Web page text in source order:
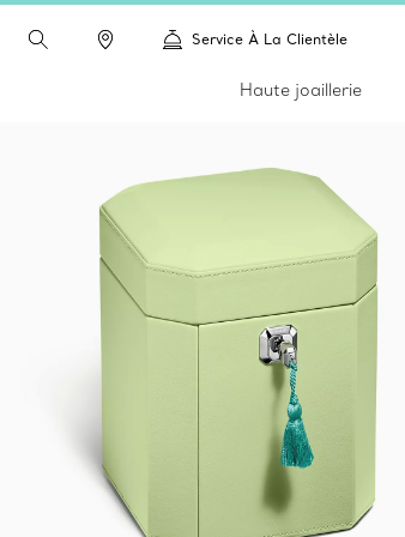
Service À La Clientèle
Haute joaillerie